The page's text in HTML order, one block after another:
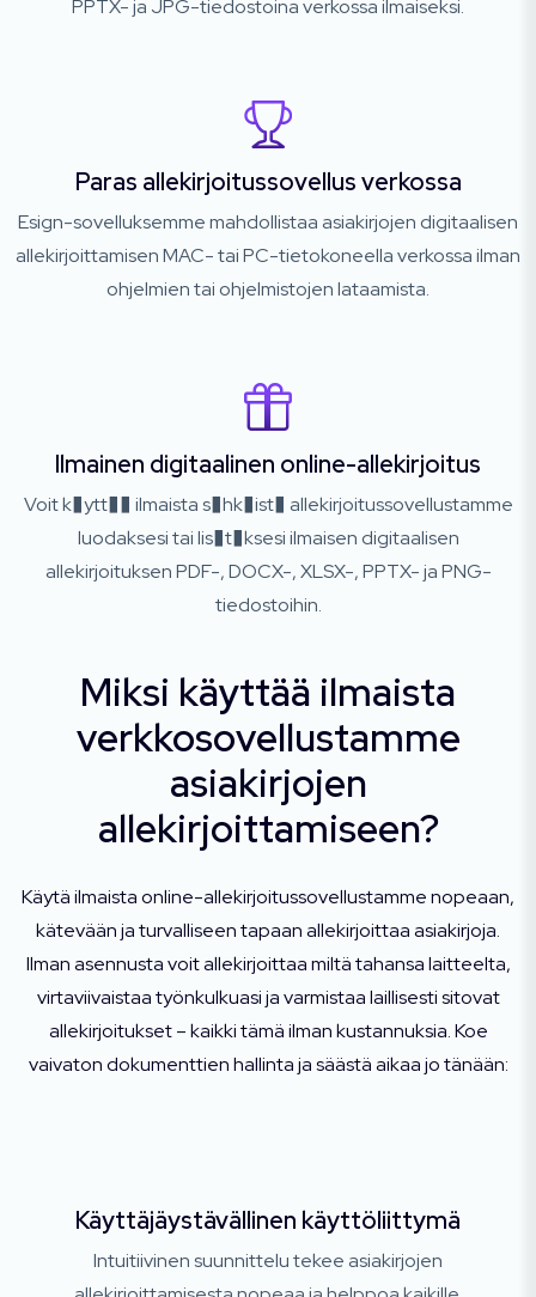
PPTX- ja JPG-tiedostoina verkossa ilmaiseksi.
Paras allekirjoitussovellus verkossa
Esign-sovelluksemme mahdollistaa asiakirjojen digitaalisen
allekirjoittamisen MAC- tai PC-tietokoneella verkossa ilman
ohjelmien tai ohjelmistojen lataamista.
Ilmainen digitaalinen online-allekirjoitus
Voit k�ytt�� ilmaista s�hk�ist� allekirjoitussovellustamme
luodaksesi tai lis�t�ksesi ilmaisen digitaalisen
allekirjoituksen PDF-, DOCX-, XLSX-, PPTX- ja PNG-
tiedostoihin.
Miksi käyttää ilmaista
verkkosovellustamme
asiakirjojen
allekirjoittamiseen?
Käytä ilmaista online-allekirjoitussovellustamme nopeaan,
kätevään ja turvalliseen tapaan allekirjoittaa asiakirjoja.
Ilman asennusta voit allekirjoittaa miltä tahansa laitteelta,
virtaviivaistaa työnkulkuasi ja varmistaa laillisesti sitovat
allekirjoitukset – kaikki tämä ilman kustannuksia. Koe
vaivaton dokumenttien hallinta ja säästä aikaa jo tänään:
Käyttäjäystävällinen käyttöliittymä
Intuitiivinen suunnittelu tekee asiakirjojen